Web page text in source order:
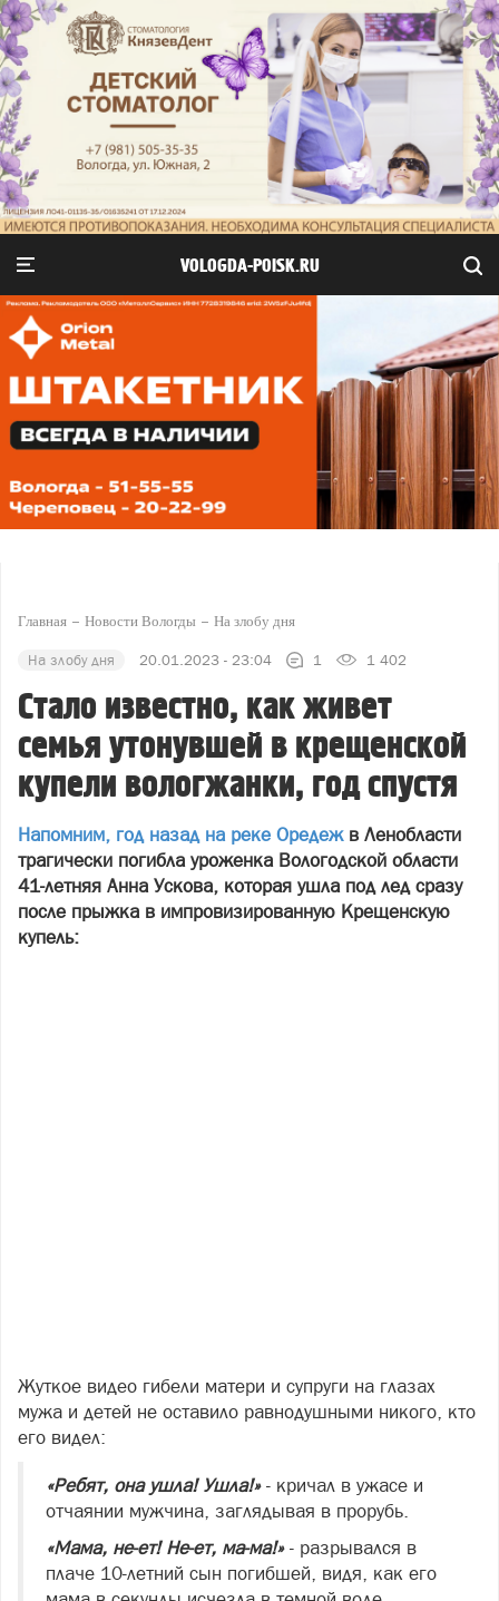
VOLOGDA-POISK.RU
Главная Новости Вологды На злобу дня
На злобу дня 20.01.2023 - 23:04 1 1 402
Стало известно, как живет
семья утонувшей в крещенской
купели вологжанки, год спустя
Напомним, год назад на реке Оредежв Ленобласти
трагически погибла уроженка Вологодской области
41-летняя Анна Ускова, которая ушла под лед сразу
после прыжка в импровизированную Крещенскую
купель:
Жуткое видео гибели матери и супруги на глазах
мужа и детей не оставило равнодушными никого, кто
его видел:
«Ребят, она ушла! Ушла!» - кричал в ужасе и
отчаянии мужчина, заглядывая в прорубь.
«Мама, не-ет! Не-ет, ма-ма!»- разрывался в
плаче 10-летний сын погибшей, видя, как его